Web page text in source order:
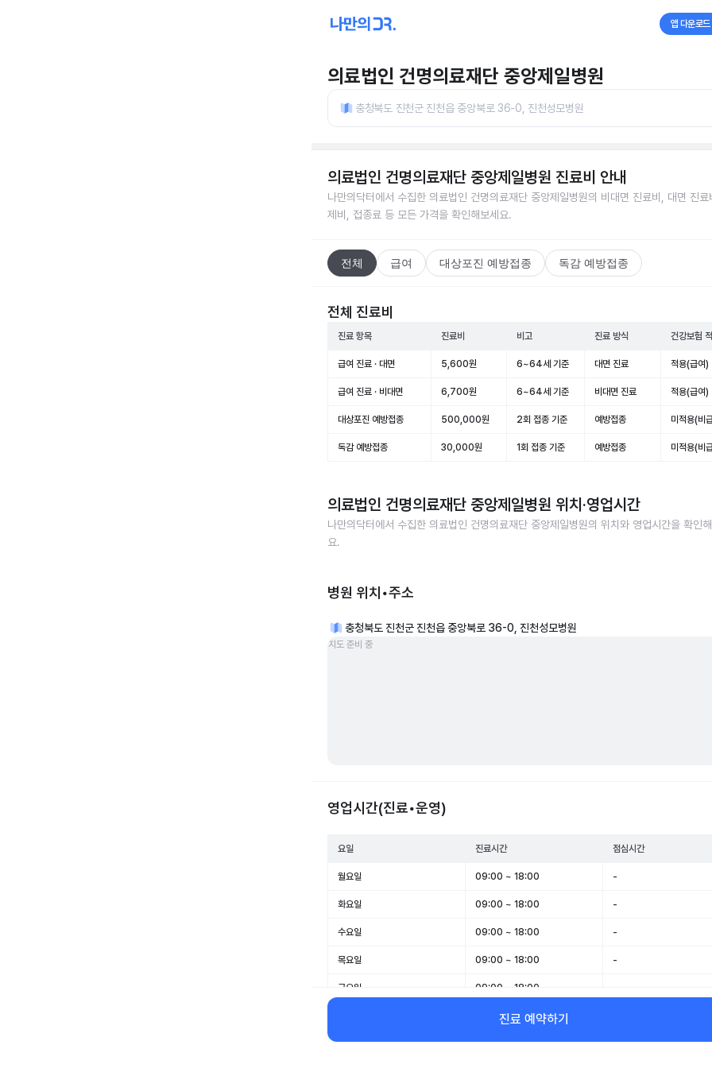
앱 다운로드
의료법인 건명의료재단 중앙제일병원
충청북도 진천군 진천읍 중앙북로 36-0, 진천성모병원
의료법인 건명의료재단 중앙제일병원 진료비 안내
나만의닥터에서 수집한 의료법인 건명의료재단 중앙제일병원의 비대면 진료비, 대면 진료
제비, 접종료 등 모든 가격을 확인해보세요.
전체 급여 대상포진 예방접종 독감 예방접종
전체 진료비
진료 항목 진료비 비고 진료 방식 건강보험
급여 진료 · 대면 5,600원 6~64세 기준 대면 진료 적용(급여)
급여 진료 · 비대면 6,700원 6~64세 기준 비대면 진료 적용(급여)
대상포진 예방접종 500,000원 2회 접종 기준 예방접종 미적용(비
독감 예방접종 30,000원 1회 접종 기준 예방접종 미적용(비
의료법인 건명의료재단 중앙제일병원 위치·영업시간
나만의닥터에서 수집한 의료법인 건명의료재단 중앙제일병원의 위치와 영업시간을 확인해
요.
병원 위치•주소
충청북도 진천군 진천읍 중앙북로 36-0, 진천성모병원
지도 준비 중
영업시간(진료•운영)
요일 진료시간 점심시간
월요일 09:00 ~ 18:00 -
화요일 09:00 ~ 18:00 -
수요일 09:00 ~ 18:00 -
목요일 09:00 ~ 18:00 -
금요일 09:00 ~ 18:00
09:00 ~ 13:00
일요일 휴무 -
진료 예약하기